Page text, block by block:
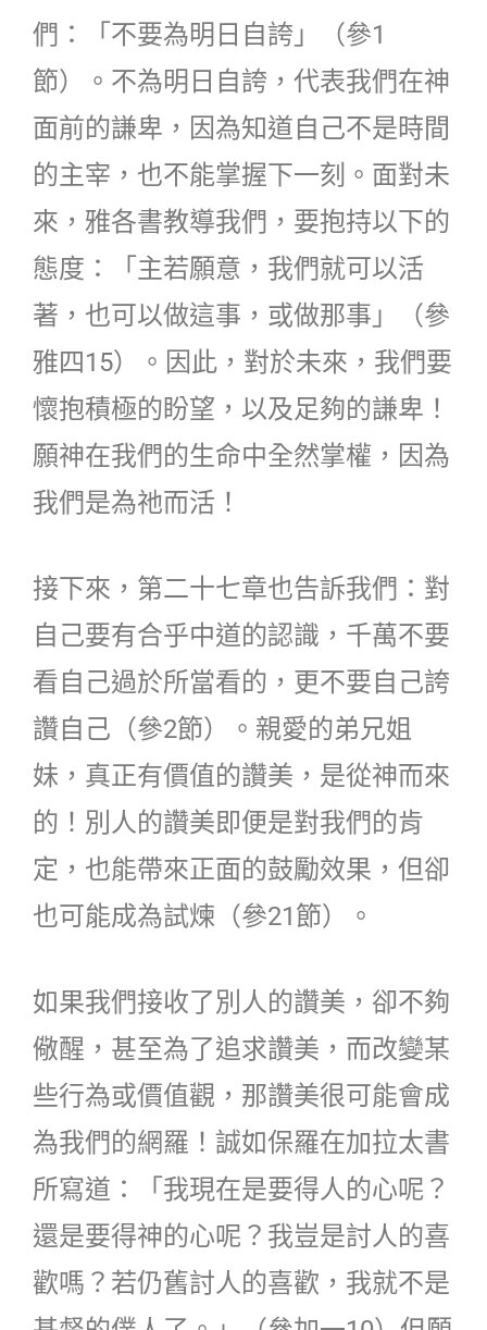
們：「不要為明日自誇」（參1
節）。不為明日自誇，代表我們在神
面前的謙卑，因為知道自己不是時間
的主宰，也不能掌握下一刻。面對未
來，雅各書教導我們，要抱持以下的
態度：「主若願意，我們就可以活
著，也可以做這事，或做那事」（參
雅四15）。因此，對於未來，我們要
懷抱積極的盼望，以及足夠的謙卑！
願神在我們的生命中全然掌權，因為
我們是為祂而活！
接下來，第二十七章也告訴我們：對
自己要有合乎中道的認識，千萬不要
看自己過於所當看的，更不要自己誇
讚自己（參2節）。親愛的弟兄姐
妹，真正有價值的讚美，是從神而來
的！別人的讚美即便是對我們的肯
定，也能帶來正面的鼓勵效果，但卻
也可能成為試煉（參21節）。
如果我們接收了別人的讚美，卻不夠
儆醒，甚至為了追求讚美，而改變某
些行為或價值觀，那讚美很可能會成
為我們的網羅！誠如保羅在加拉太書
所寫道：「我現在是要得人的心呢？
還是要得神的心呢？我豈是討人的喜
歡嗎？若仍舊討人的喜歡，我就不是